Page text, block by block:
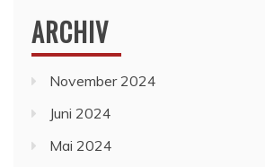
ARCHIV
November 2024
Juni 2024
Mai 2024